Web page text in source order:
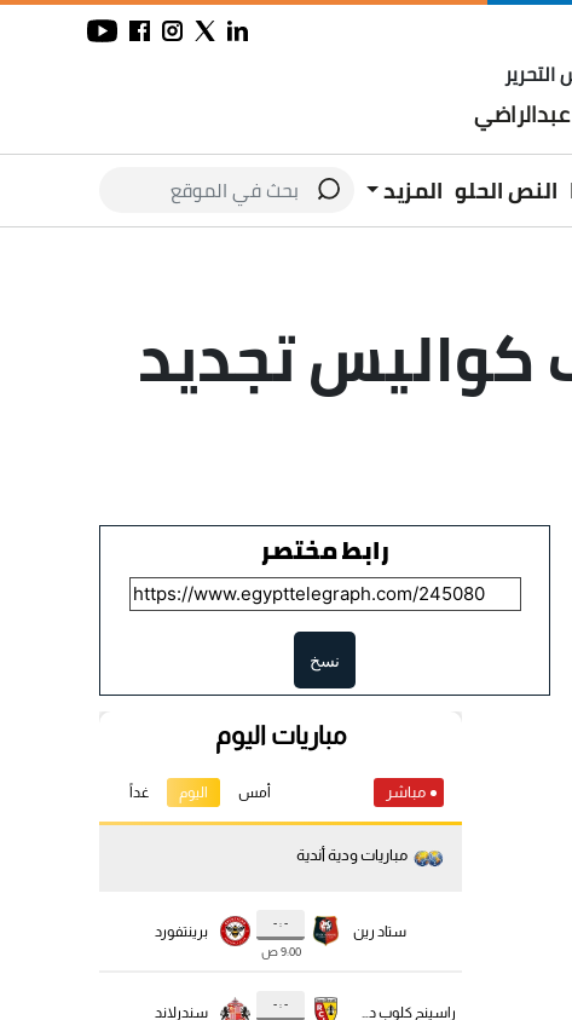
النص الحلو المزيد
كواليس تجديد
رابط مختصر
نسخ